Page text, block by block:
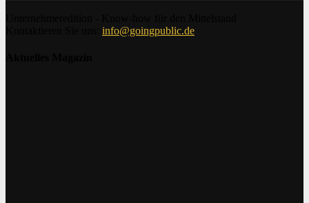
info@goingpublic.de